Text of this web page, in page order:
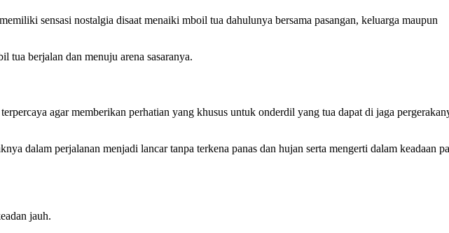
sensasi nostalgia disaat menaiki mboil tua dahulunya bersama pasangan, keluarga maupun
tua berjalan dan menuju arena sasaranya.
agar memberikan perhatian yang khusus untuk onderdil yang tua dapat di jaga
dalam perjalanan menjadi lancar tanpa terkena panas dan hujan serta mengerti dalam keadaan
jauh.